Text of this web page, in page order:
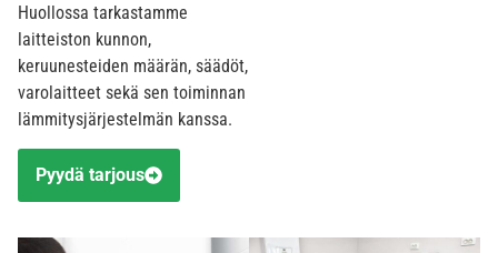
Huollossa tarkastamme
laitteiston kunnon,
keruunesteiden määrän, säädöt,
varolaitteet sekä sen toiminnan
lämmitysjärjestelmän kanssa.
Pyydä tarjous